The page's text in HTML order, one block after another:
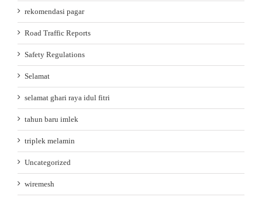
rekomendasi pagar
Road Traffic Reports
Safety Regulations
Selamat
selamat ghari raya idul fitri
tahun baru imlek
triplek melamin
Uncategorized
wiremesh